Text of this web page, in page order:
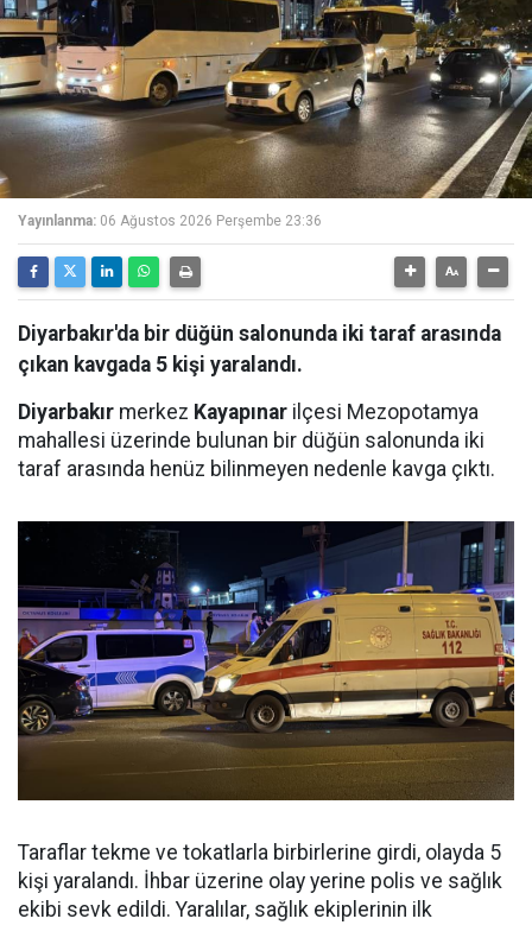
Yayınlanma: 06 Ağustos 2026 Perşembe 23:36
Diyarbakır'da bir düğün salonunda iki taraf arasında
çıkan kavgada 5 kişi yaralandı.
Diyarbakır merkez Kayapınar ilçesi Mezopotamya
mahallesi üzerinde bulunan bir düğün salonunda iki
taraf arasında henüz bilinmeyen nedenle kavga çıktı.
Taraflar tekme ve tokatlarla birbirlerine girdi, olayda 5
kişi yaralandı. İhbar üzerine olay yerine polis ve sağlık
ekibi sevk edildi. Yaralılar, sağlık ekiplerinin ilk